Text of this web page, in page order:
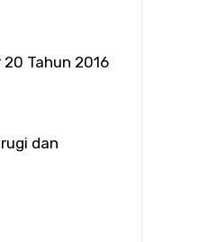
Tahun 2016
dan